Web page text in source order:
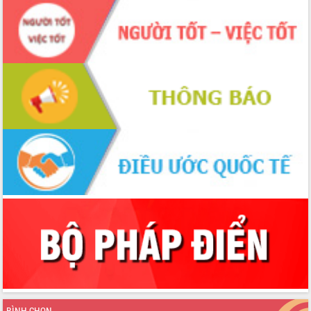
ứng để giữ vững thị trường xuất khẩu
Diễn đàn Kinh tế tư nhân Việt Nam đột
phá cơ chế - Hợp tác công tư
Đề án 06 tạo bước ngoặt đột phá trong
cải cách hành chính tỉnh Đắk Lắk
Kết nối tour, đẩy mạnh chuyển đổi số
để phát triển du lịch Đắk Lắk
Khởi động Dự án Đầu tư xây dựng hạ
tầng kỹ thuật Cụm công nghiệp Tân
Tiến
Gặp mặt các cơ quan báo chí nhân Kỷ
niệm 101 năm Ngày Báo chí Cách
mạng Việt Nam
Đắk Lắk sơ kết 4 năm triển khai thực
hiện Đề án 06 của Chính phủ
Họp báo thông tin về Hội nghị Công bố
Quy hoạch và Xúc tiến đầu tư tỉnh Đắk
giải ngân vốn khắc phục thiên tai